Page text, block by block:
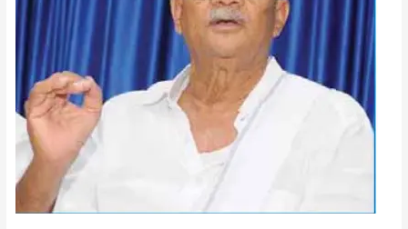
శోభనాద్రీశ్వరరావు